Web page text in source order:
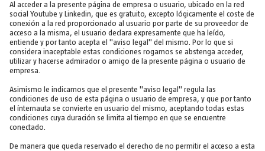
Al acceder a la presente página de empresa o usuario, ubicado en la red
social Youtube y Linkedin, que es gratuito, excepto lógicamente el coste de
conexión a la red proporcionado al usuario por parte de su proveedor de
acceso a la misma, el usuario declara expresamente que ha leído,
entiende y por tanto acepta el "aviso legal" del mismo. Por lo que si
considera inaceptable estas condiciones rogamos se abstenga acceder,
utilizar y hacerse admirador o amigo de la presente página o usuario de
empresa.
Asimismo le indicamos que el presente "aviso legal" regula las
condiciones de uso de esta página o usuario de empresa, y que por tanto
el ínternauta se convierte en usuario del mismo, aceptando todas estas
condiciones cuya duración se limita al tiempo en que se encuentre
conectado.
De manera que queda reservado el derecho de no permitir el acceso a esta